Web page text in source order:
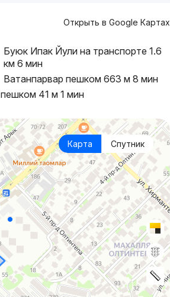
Открыть в Google Картах
Буюк Ипак Йули на транспорте 1.6
км 6 мин
Ватанпарвар пешком 663 м 8 мин
пешком 41 м 1 мин
Карта Спутник